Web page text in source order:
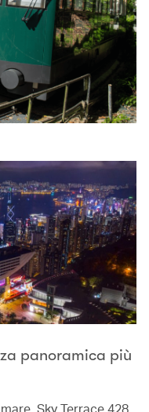
panoramica più
Sky Terrace 428